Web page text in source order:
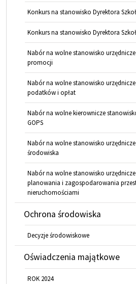
Konkurs na stanowisko Dyrektora
Konkurs na stanowisko Dyrektora
Nabór na wolne stanowisko
promocji
Nabór na wolne stanowisko
podatków i opłat
Nabór na wolne kierownicze
GOPS
Nabór na wolne stanowisko
środowiska
Nabór na wolne stanowisko
planowania i zagospodarowania
nieruchomościami
Ochrona środowiska
Decyzje środowiskowe
Oświadczenia majątkowe
ROK 2024